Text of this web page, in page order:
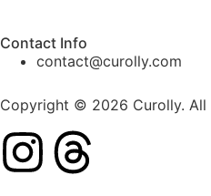
Contact Info
contact@curolly.com
Copyright © 2026 Curolly. All